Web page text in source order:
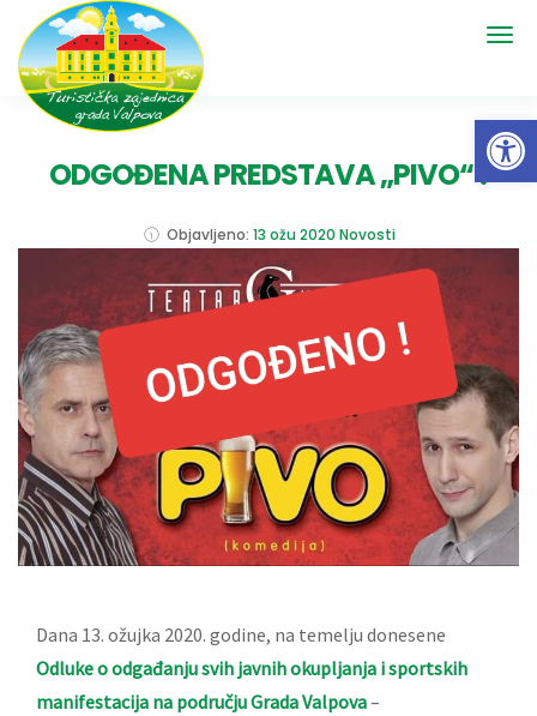
ODGOĐENA PREDSTAVA „PIVO“ !
Objavljeno: 13 ožu 2020 Novosti
Dana 13. ožujka 2020. godine, na temelju donesene
Odluke o odgađanju svih javnih okupljanja i sportskih
manifestacija na području Grada Valpova–